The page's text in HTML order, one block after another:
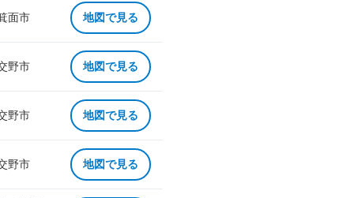
面市 地図で見る
野市 地図で見る
野市 地図で見る
野市 地図で見る